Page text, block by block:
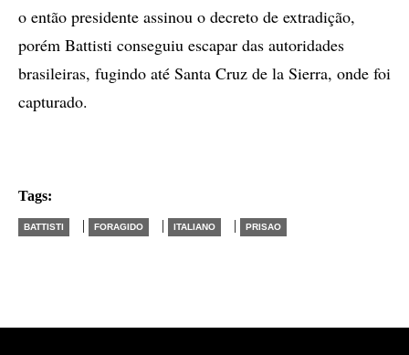
o então presidente assinou o decreto de extradição,
porém Battisti conseguiu escapar das autoridades
brasileiras, fugindo até Santa Cruz de la Sierra, onde foi
capturado.
Tags:
BATTISTI | FORAGIDO | ITALIANO | PRISAO